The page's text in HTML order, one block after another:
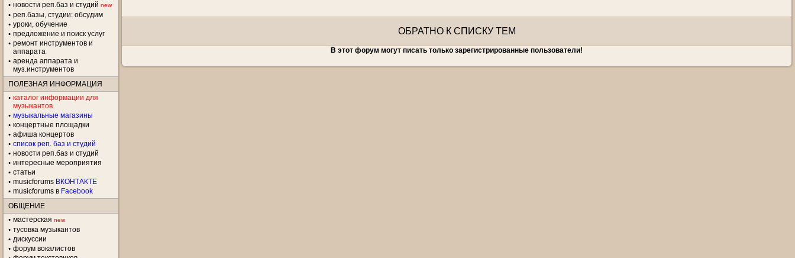
новости реп.баз и студий new
реп.базы, студии: обсудим
уроки, обучение
предложение и поиск услуг
ремонт инструментов и
аппарата
аренда аппарата и
муз.инструментов
ПОЛЕЗНАЯ ИНФОРМАЦИЯ
каталог информации для
музыкантов
музыкальные магазины
концертные площадки
aфиша концертов
список реп. баз и студий
новости реп.баз и студий
интересные мероприятия
статьи
musicforums ВКОНТАКТЕ
musicforums в Facebook
ОБЩЕНИЕ
мастерская new
тусовка музыкантов
дискуссии
форум вокалистов
ОБРАТНО К СПИСКУ ТЕМ
В этот форум могут писать только зарегистрированные пользователи!